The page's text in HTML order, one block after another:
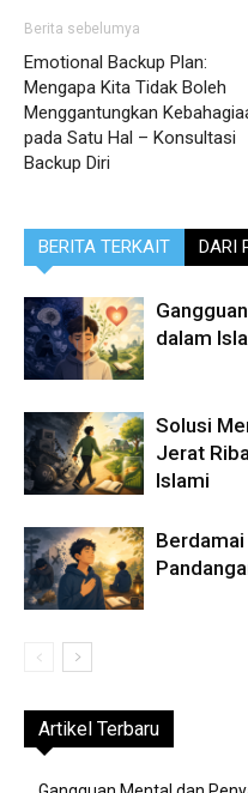
Berita sebelumya
Emotional Backup Plan:
Mengapa Kita Tidak Boleh
Menggantungkan
pada Satu Hal – Konsultasi
Backup Diri
BERITA TERKAIT DARI
dalam
Solusi
Jerat
Islami
Artikel Terbaru